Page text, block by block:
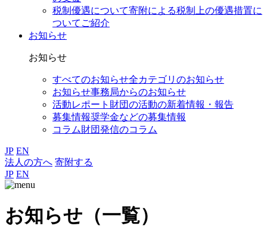
税制優遇について寄附による税制上の優遇措置に
ついてご紹介
お知らせ
お知らせ
すべてのお知らせ全カテゴリのお知らせ
お知らせ事務局からのお知らせ
活動レポート 財団の活動の新着情報・報告
募集情報奨学金などの募集情報
コラム財団発信のコラム
JP EN
法人の方へ 寄附する
JP EN
お知らせ（一覧）